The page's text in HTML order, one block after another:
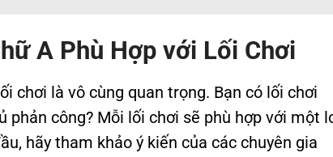
A Phù Hợp với Lối Chơi
chơi là vô cùng quan trọng. Bạn có lối chơi
phản công? Mỗi lối chơi sẽ phù hợp với một
hãy tham khảo ý kiến của các chuyên gia